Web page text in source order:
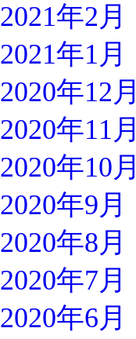
2021年2月
2021年1月
2020年12月
2020年11月
2020年10月
2020年9月
2020年8月
2020年7月
2020年6月